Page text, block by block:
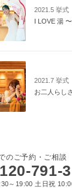
2021.5 挙式
I LOVE 湯
2021.7 挙式
お二人らし
のご予約・ご相談
791-
～19:00 土日祝